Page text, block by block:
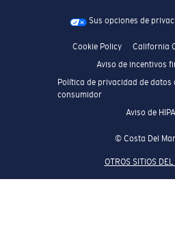
Sus opciones de
Cookie Policy
California
Aviso de incentivos
Política de privacidad de datos
consumidor
Aviso de
© Costa Del
OTROS SITIOS